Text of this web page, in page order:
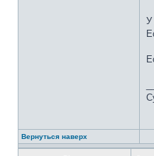
У
Вернуться наверх